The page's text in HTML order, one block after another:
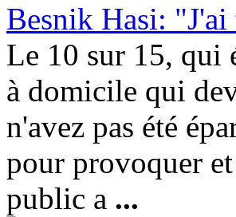
Besnik Hasi:
Le 10 sur 15,
à domicile qui
n'avez pas été
pour provoquer
public a ...